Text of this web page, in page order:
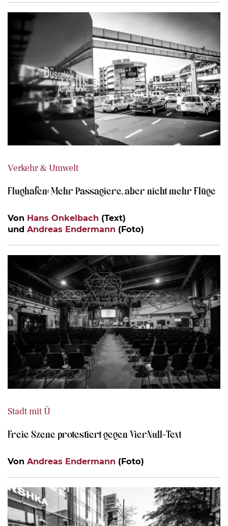
Verkehr & Umwelt
Flughafen: Mehr Passagiere, aber nicht mehr Flüge
Von Hans Onkelbach (Text)
und Andreas Endermann (Foto)
Stadt mit Ü
Freie Szene protestiert gegen VierNull-Text
Von Andreas Endermann (Foto)